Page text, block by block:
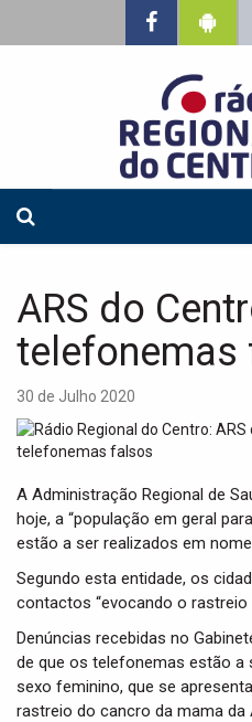
ARS do
telefonemas
30 de Julho 2020
A Administração Regional de
hoje, a “população em geral
estão a ser realizados em
Segundo esta entidade, os
contactos “evocando o rastreio
Denúncias recebidas no
de que os telefonemas estão
sexo feminino, que se
rastreio do cancro da mama da